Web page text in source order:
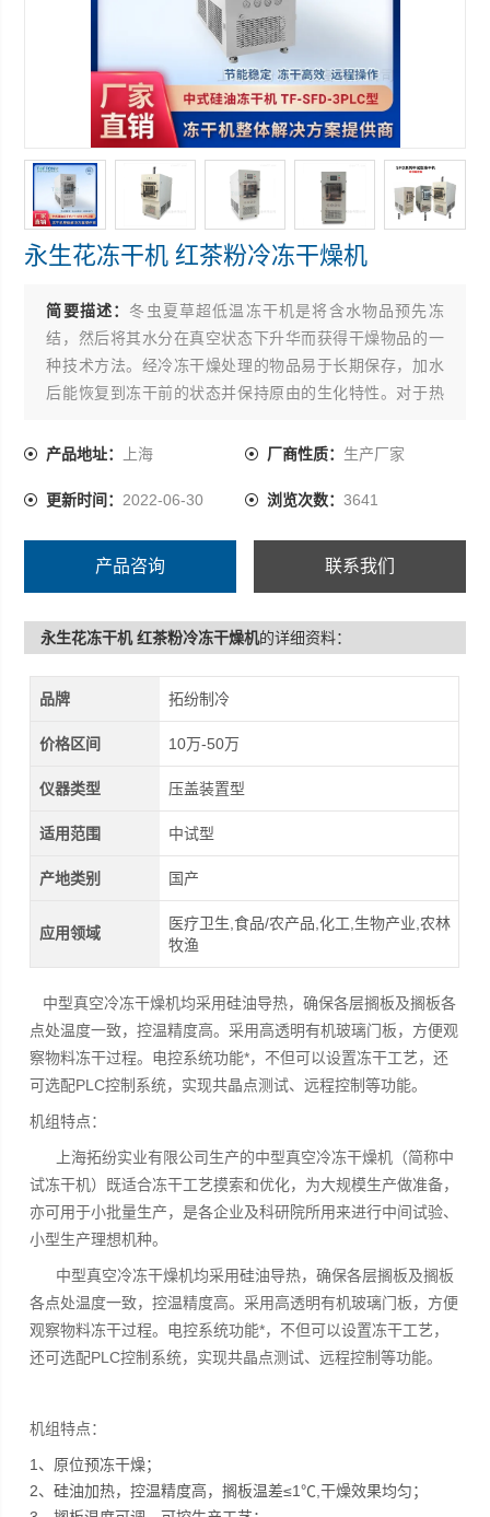
永生花冻干机 红茶粉冷冻干燥机
简要描述： 冬虫夏草超低温冻干机是将含水物品预先冻
结，然后将其水分在真空状态下升华而获得干燥物品的一
种技术方法。经冷冻干燥处理的物品易于长期保存，加水
后能恢复到冻干前的状态并保持原由的生化特性。对于热
品，冷冻干燥技术更能显示其*性。冬虫夏草超低温冻干机
产品地址： 上海 厂商性质： 生产厂家
更新时间： 2022-06-30 浏览次数： 3641
产品咨询 联系我们
永生花冻干机 红茶粉冷冻干燥机的详细资料：
品牌 拓纷制冷
价格区间 10万-50万
仪器类型 压盖装置型
适用范围 中试型
产地类别 国产
应用领域
医疗卫生,食品/农产品,化工,生物产业,农林
牧渔
中型真空冷冻干燥机均采用硅油导热，确保各层搁板及搁板各
点处温度一致，控温精度高。采用高透明有机玻璃门板，方便观
察物料冻干过程。电控系统功能*，不但可以设置冻干工艺，还
可选配PLC控制系统，实现共晶点测试、远程控制等功能。
机组特点：
上海拓纷实业有限公司生产的中型真空冷冻干燥机（简称中
试冻干机）既适合冻干工艺摸索和优化，为大规模生产做准备，
亦可用于小批量生产，是各企业及科研院所用来进行中间试验、
小型生产理想机种。
中型真空冷冻干燥机均采用硅油导热，确保各层搁板及搁板
各点处温度一致，控温精度高。采用高透明有机玻璃门板，方便
观察物料冻干过程。电控系统功能*，不但可以设置冻干工艺，
还可选配PLC控制系统，实现共晶点测试、远程控制等功能。
机组特点：
1、原位预冻干燥；
2、硅油加热，控温精度高，搁板温差≤1℃,干燥效果均匀；